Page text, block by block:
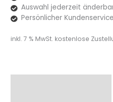
Auswahl jederzeit
Persönlicher
inkl. 7 % MwSt. kostenlose